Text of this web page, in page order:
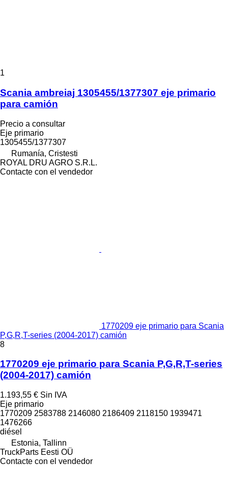
1
Scania ambreiaj 1305455/1377307 eje primario
para camión
Precio a consultar
Eje primario
1305455/1377307
Rumanía, Cristesti
ROYAL DRU AGRO S.R.L.
Contacte con el vendedor
1770209 eje primario para Scania
P,G,R,T-series (2004-2017) camión
8
1770209 eje primario para Scania P,G,R,T-series
(2004-2017) camión
1.193,55 € Sin IVA
Eje primario
1770209 2583788 2146080 2186409 2118150 1939471
1476266
diésel
Estonia, Tallinn
TruckParts Eesti OÜ
Contacte con el vendedor